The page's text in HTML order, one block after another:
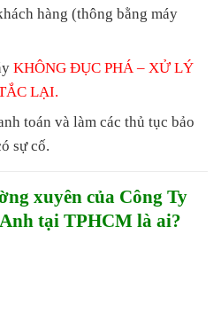
hàng (thông bằng máy
KHÔNG ĐỤC PHÁ – XỬ LÝ
LẠI.
toán và làm các thủ tục bảo
sự cố.
xuyên của Công Ty
tại TPHCM là ai?